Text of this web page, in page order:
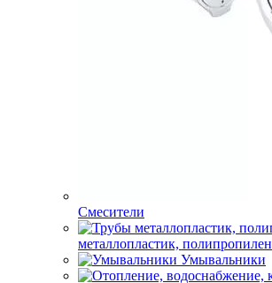
Смесители
металлопластик, полипропилен
Умывальники